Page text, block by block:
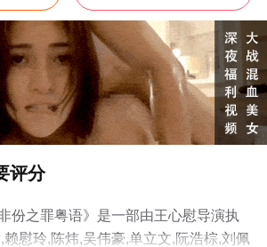
评分
份之罪粤语》是一部由王心慰导演执
慰玲,陈炜,吴伟豪,单立文,阮浩棕,刘佩